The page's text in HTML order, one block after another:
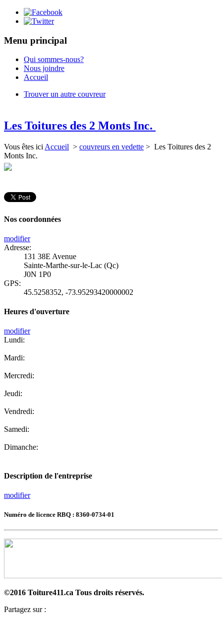
Menu principal
Qui sommes-nous?
Nous joindre
Accueil
Trouver un autre couvreur
Les Toitures des 2 Monts Inc.
Vous êtes ici Accueil > couvreurs en vedette > Les Toitures des 2
Monts Inc.
Nos coordonnées
modifier
Adresse:
131 38E Avenue
Sainte-Marthe-sur-le-Lac (Qc)
J0N 1P0
GPS:
45.5258352, -73.95293420000002
Heures d'ouverture
modifier
Lundi:
Mardi:
Mercredi:
Jeudi:
Vendredi:
Samedi:
Dimanche:
Description de l'entreprise
modifier
Numéro de licence RBQ : 8360-0734-01
©2016 Toiture411.ca Tous droits réservés.
Partagez sur :